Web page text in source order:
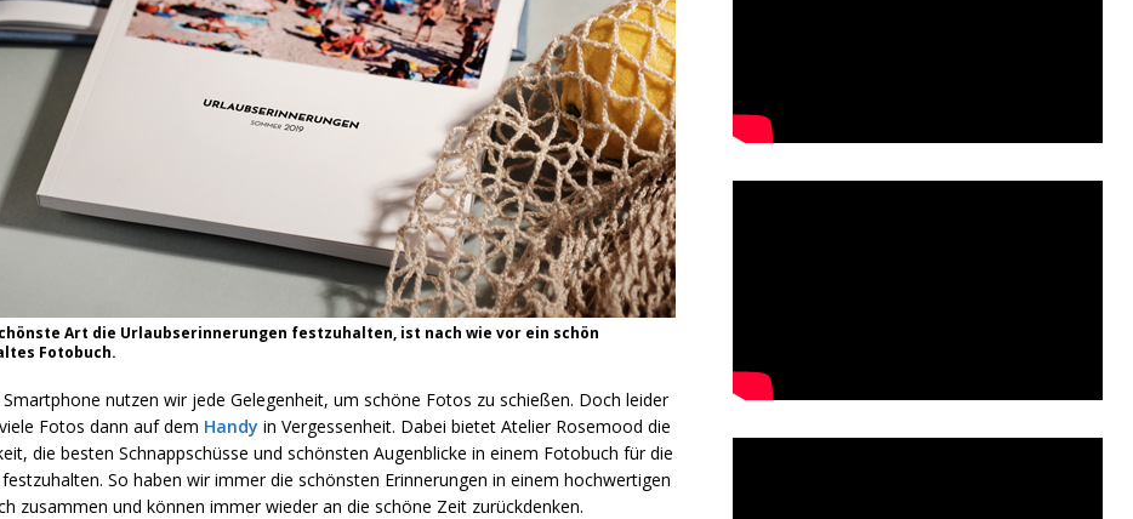
Art die Urlaubserinnerungen festzuhalten, ist nach wie vor ein schön
Fotobuch.
nutzen wir jede Gelegenheit, um schöne Fotos zu schießen. Doch leider
Fotos dann auf dem Handy in Vergessenheit. Dabei bietet Atelier Rosemood die
die besten Schnappschüsse und schönsten Augenblicke in einem Fotobuch für die
So haben wir immer die schönsten Erinnerungen in einem hochwertigen
zusammen und können immer wieder an die schöne Zeit zurückdenken.